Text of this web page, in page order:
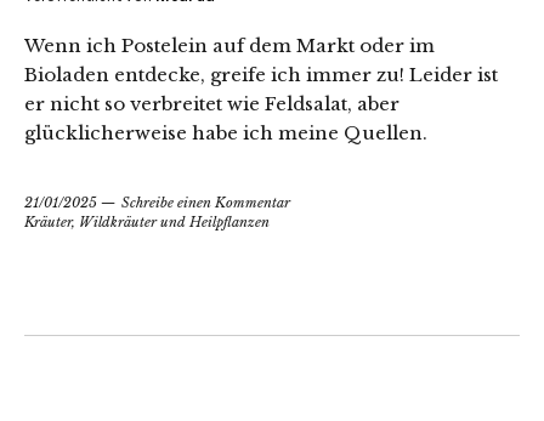
Wenn ich Postelein auf dem Markt oder im
Bioladen entdecke, greife ich immer zu! Leider ist
er nicht so verbreitet wie Feldsalat, aber
glücklicherweise habe ich meine Quellen.
21/01/2025
Schreibe einen Kommentar
Kräuter, Wildkräuter und Heilpflanzen